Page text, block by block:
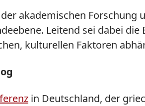
akademischen
Leitend sei dabei
kulturellen Faktoren
in Deutschland, der